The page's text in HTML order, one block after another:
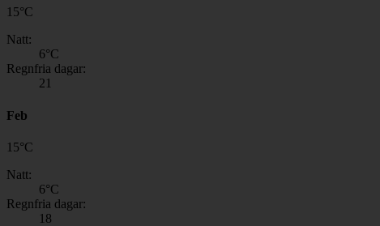
15°C
Natt:
6°C
Regnfria dagar:
21
Feb
15°C
Natt:
6°C
Regnfria dagar:
18